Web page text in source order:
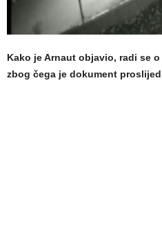
Kako je Arnaut objavio, radi se
zbog čega je dokument